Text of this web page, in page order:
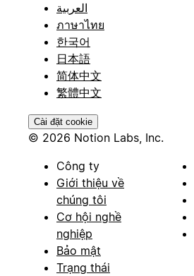
العربية
ภาษาไทย
한국어
日本語
简体中文
繁體中文
Cài đặt cookie
© 2026 Notion Labs, Inc.
Công ty
Giới thiệu về
chúng tôi
Cơ hội nghề
nghiệp
Bảo mật
Trạng thái